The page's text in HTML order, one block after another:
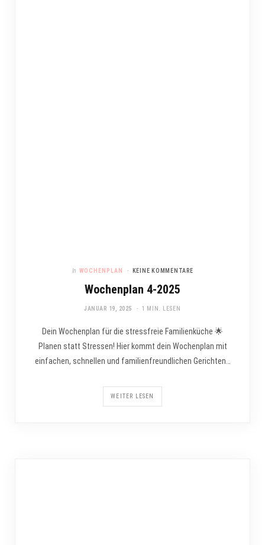
In WOCHENPLAN KEINE KOMMENTARE
Wochenplan 4-2025
JANUAR 19, 2025 1 MIN. LESEN
Dein Wochenplan für die stressfreie Familienküche 🌟
Planen statt Stressen! Hier kommt dein Wochenplan mit
einfachen, schnellen und familienfreundlichen Gerichten…
WEITER LESEN